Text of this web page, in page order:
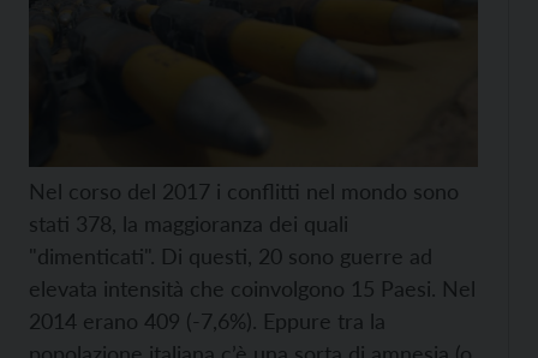
Nel corso del 2017 i conflitti nel mondo sono
stati 378, la maggioranza dei quali
"dimenticati". Di questi, 20 sono guerre ad
elevata intensità che coinvolgono 15 Paesi. Nel
2014 erano 409 (-7,6%). Eppure tra la